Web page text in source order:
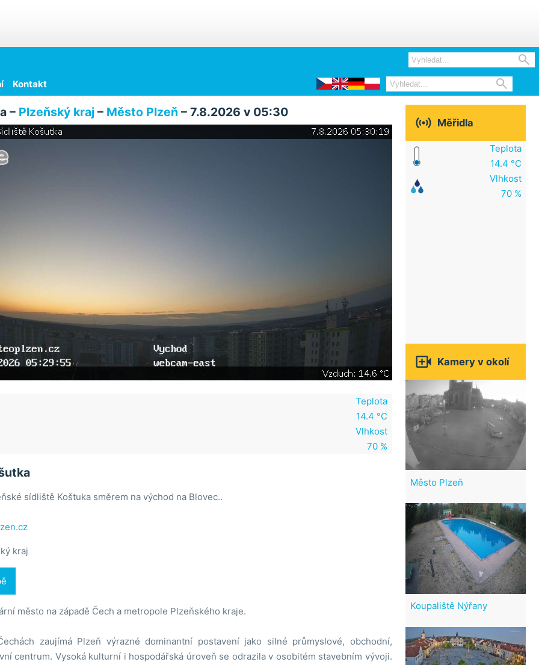

Kontakt 
– Plzeňský kraj– Město Plzeň – 7.8.2026 v 05:30
Teplota
14.4 °C
Vlhkost
70 %
sídliště Koštuka směrem na východ na Blovec..
kraj
město na západě Čech a metropole Plzeňského kraje.
zaujímá Plzeň výrazné dominantní postavení jako silné průmyslové, obchodní,
centrum. Vysoká kulturní i hospodářská úroveň se odrazila v osobitém stavebním vývoji.
 Měřidla
Teplota
14.4 °C
Vlhkost
70 %
 Kamery v okolí
Město Plzeň
Koupaliště Nýřany